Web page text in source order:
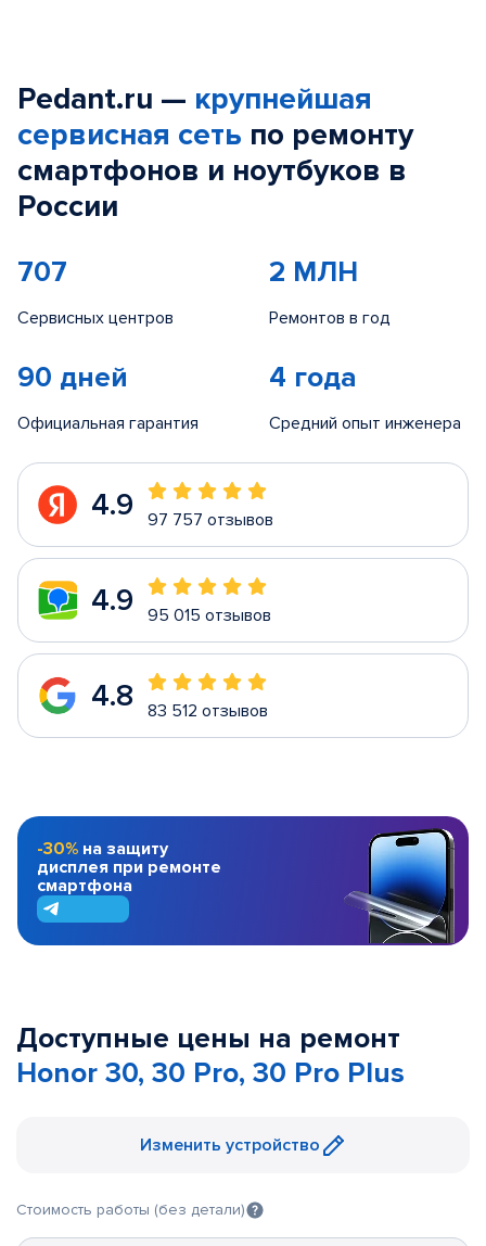
Pedant.ru — крупнейшая
сервисная сеть по ремонту
смартфонов и ноутбуков в
России
707
Сервисных центров
2 МЛН
Ремонтов в год
90 дней
Официальная гарантия
4 года
Средний опыт инженера
4.9 97 757 отзывов
4.9 95 015 отзывов
4.8 83 512 отзывов
-30% на защиту
дисплея при ремонте
смартфона
Доступные цены на ремонт
Honor 30, 30 Pro, 30 Pro Plus
Изменить устройство
Стоимость работы (без детали)